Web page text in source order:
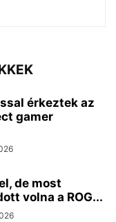
érkeztek az
gamer
de most
volna a ROG...